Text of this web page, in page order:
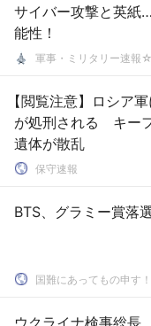
サイバー攻撃と英紙
能性！
軍事・ミリタリー速報
【閲覧注意】ロシア
が処刑される キー
遺体が散乱
保守速報
国難にあってもの申す！
ウクライナ検事総長